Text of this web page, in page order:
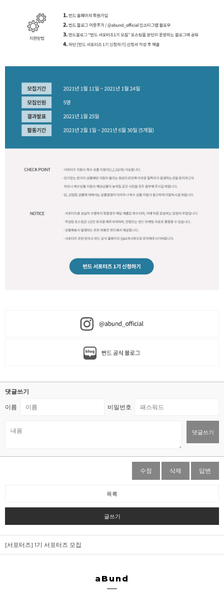
댓글쓰기
이름 비밀번호
댓글쓰기
수정 삭제 답변
목록
글쓰기
[서포터즈] 1기 서포터즈 모집
aBund